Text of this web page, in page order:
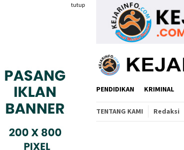
tutup
PENDIDIKAN KRIMINAL
TENTANG KAMI Redaksi